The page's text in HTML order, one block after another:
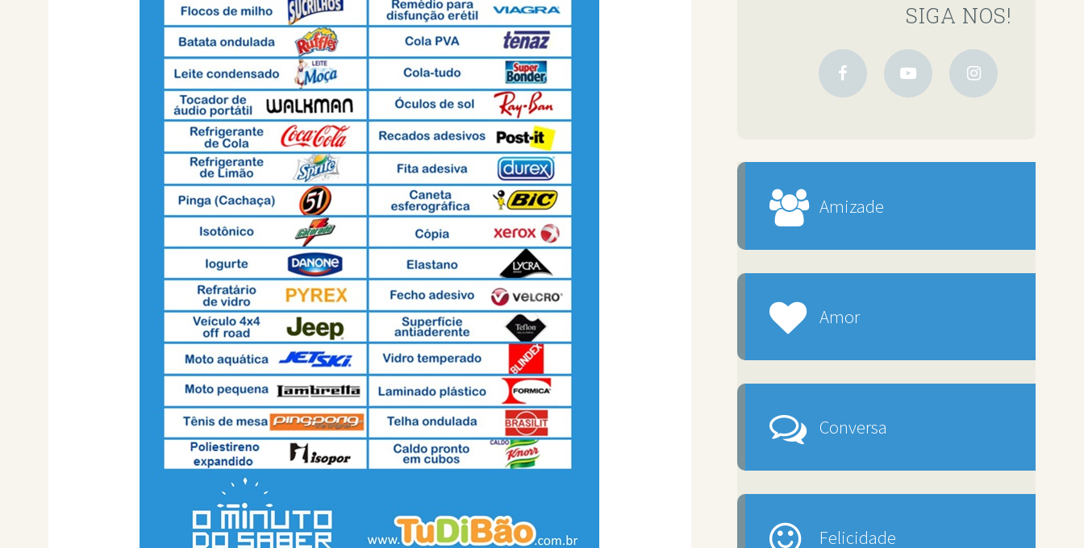
SIGA NOS!
Amizade
Amor
Conversa
Felicidade